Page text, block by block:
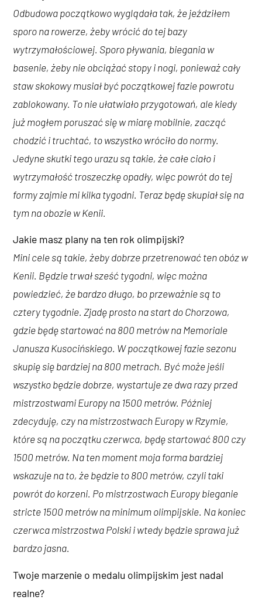
Odbudowa początkowo wyglądała tak, że jeździłem
sporo na rowerze, żeby wrócić do tej bazy
wytrzymałościowej. Sporo pływania, biegania w
basenie, żeby nie obciążać stopy i nogi, ponieważ cały
staw skokowy musiał być początkowej fazie powrotu
zablokowany. To nie ułatwiało przygotowań, ale kiedy
już mogłem poruszać się w miarę mobilnie, zacząć
chodzić i truchtać, to wszystko wróciło do normy.
Jedyne skutki tego urazu są takie, że całe ciało i
wytrzymałość troszeczkę opadły, więc powrót do tej
formy zajmie mi kilka tygodni. Teraz będę skupiał się na
tym na obozie w Kenii.
Jakie masz plany na ten rok olimpijski?
Mini cele są takie, żeby dobrze przetrenować ten obóz w
Kenii. Będzie trwał sześć tygodni, więc można
powiedzieć, że bardzo długo, bo przeważnie są to
cztery tygodnie. Zjadę prosto na start do Chorzowa,
gdzie będę startować na 800 metrów na Memoriale
Janusza Kusocińskiego. W początkowej fazie sezonu
skupię się bardziej na 800 metrach. Być może jeśli
wszystko będzie dobrze, wystartuje ze dwa razy przed
mistrzostwami Europy na 1500 metrów. Później
zdecyduję, czy na mistrzostwach Europy w Rzymie,
które są na początku czerwca, będę startować 800 czy
1500 metrów. Na ten moment moja forma bardziej
wskazuje na to, że będzie to 800 metrów, czyli taki
powrót do korzeni. Po mistrzostwach Europy bieganie
stricte 1500 metrów na minimum olimpijskie. Na koniec
czerwca mistrzostwa Polski i wtedy będzie sprawa już
bardzo jasna.
Twoje marzenie o medalu olimpijskim jest nadal
realne?